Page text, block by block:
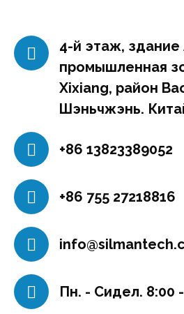
4-й этаж, здание
промышленная
Xixiang, район
Шэньчжэнь.
+86 13823389052
+86 755 27218816
Пн. - Сидел. 8:00